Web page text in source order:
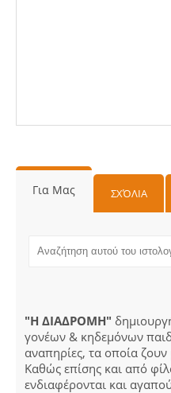
Για Μας ΣΧΌΛΙΑ
"Η ΔΙΑΔΡΟΜΗ"
γονέων & κηδεμόνων
αναπηρίες, τα οποία ζουν
Καθώς επίσης και από
ενδιαφέρονται και